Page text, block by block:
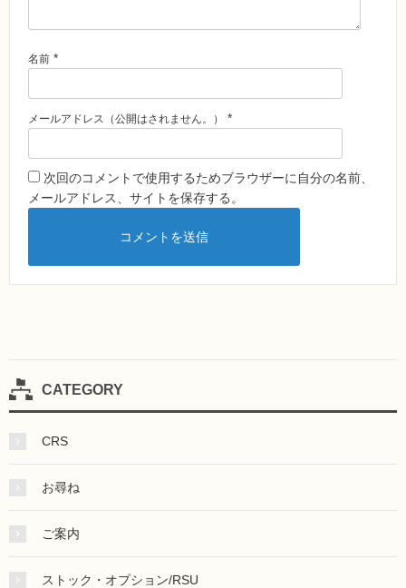
名前 *
メールアドレス（公開はされません。） *
次回のコメントで使用するためブラウザーに自分の名前、
メールアドレス、サイトを保存する。
CATEGORY
CRS
お尋ね
ご案内
ストック・オプション/RSU